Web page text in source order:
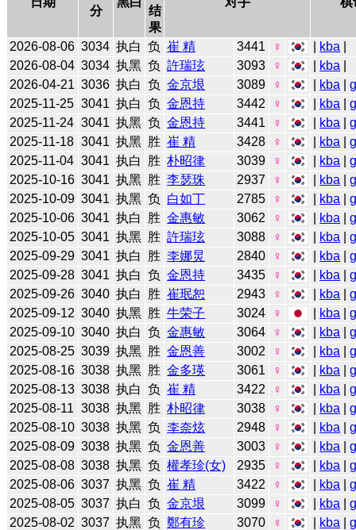
分
结
果
2026-08-06 3034 执白 负 崔 精 3441 ♀ kba
2026-08-04 3034 执黑 负 許瑞玹 3093 ♀ kba
2026-04-21 3036 执白 负 金京垠 3089 ♀ kba |
2025-11-25 3041 执白 负 金恩持 3442 ♀ kba |
2025-11-24 3041 执黑 负 金恩持 3441 ♀ kba |
2025-11-18 3041 执黑 胜 崔 精 3428 ♀ kba |
2025-11-04 3041 执白 胜 朴昭律 3039 ♀ kba |
2025-10-16 3041 执黑 胜 李瑟珠 2937 ♀ kba |
2025-10-09 3041 执黑 负 白如丁 2785 ♀ kba |
2025-10-06 3041 执白 胜 金惠敏 3062 ♀ kba |
2025-10-05 3041 执黑 胜 許瑞玹 3088 ♀ kba |
2025-09-29 3041 执白 胜 李娜炅 2840 ♀ kba |
2025-09-28 3041 执白 负 金恩持 3435 ♀ kba |
2025-09-26 3040 执白 胜 崔珉恕 2943 ♀ kba |
2025-09-12 3040 执黑 胜 牛荣子 3024 ♀ kba |
2025-09-10 3040 执白 负 金惠敏 3064 ♀ kba |
2025-08-25 3039 执黑 胜 金恩善 3002 ♀ kba |
2025-08-16 3038 执黑 胜 金多瑛 3061 ♀ kba |
2025-08-13 3038 执白 负 崔 精 3422 ♀ kba |
2025-08-11 3038 执黑 胜 朴昭律 3038 ♀ kba |
2025-08-10 3038 执黑 负 李奈炫 2948 ♀ kba |
2025-08-09 3038 执黑 负 金恩善 3003 ♀ kba |
2025-08-08 3038 执黑 负 權孝珍(女) 2935 ♀ kba |
2025-08-06 3037 执黑 负 崔 精 3422 ♀ kba |
2025-08-05 3037 执白 负 金京垠 3099 ♀ kba |
2025-08-02 3037 执黑 负 鄭有珍 3070 ♀ kba |